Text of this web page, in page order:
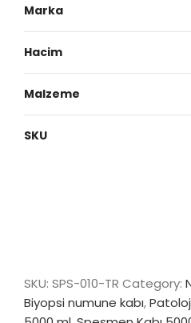
Marka
Hacim
Malzeme
SKU
SKU: SPS-010-TR Category:
Biyopsi numune kabı,